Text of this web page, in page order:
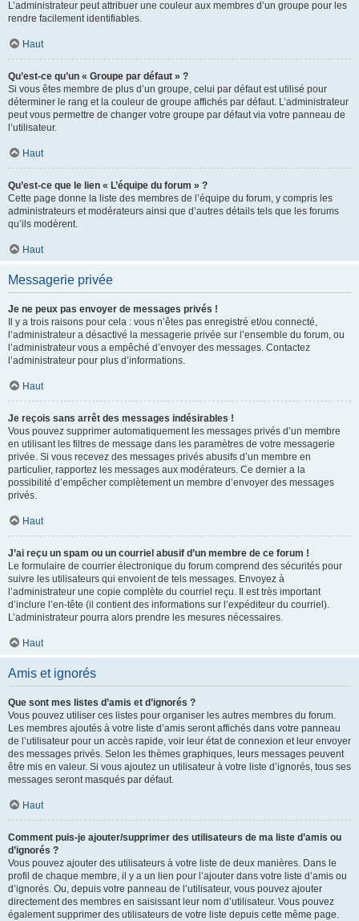
L’administrateur peut attribuer une couleur aux membres d’un groupe pour les
rendre facilement identifiables.
Haut
Qu’est-ce qu’un « Groupe par défaut » ?
Si vous êtes membre de plus d’un groupe, celui par défaut est utilisé pour
déterminer le rang et la couleur de groupe affichés par défaut. L’administrateur
peut vous permettre de changer votre groupe par défaut via votre panneau de
l’utilisateur.
Haut
Qu’est-ce que le lien « L’équipe du forum » ?
Cette page donne la liste des membres de l’équipe du forum, y compris les
administrateurs et modérateurs ainsi que d’autres détails tels que les forums
qu’ils modèrent.
Haut
Messagerie privée
Je ne peux pas envoyer de messages privés !
Il y a trois raisons pour cela : vous n’êtes pas enregistré et/ou connecté,
l’administrateur a désactivé la messagerie privée sur l’ensemble du forum, ou
l’administrateur vous a empêché d’envoyer des messages. Contactez
l’administrateur pour plus d’informations.
Haut
Je reçois sans arrêt des messages indésirables !
Vous pouvez supprimer automatiquement les messages privés d’un membre
en utilisant les filtres de message dans les paramètres de votre messagerie
privée. Si vous recevez des messages privés abusifs d’un membre en
particulier, rapportez les messages aux modérateurs. Ce dernier a la
possibilité d’empêcher complètement un membre d’envoyer des messages
privés.
Haut
J’ai reçu un spam ou un courriel abusif d’un membre de ce forum !
Le formulaire de courrier électronique du forum comprend des sécurités pour
suivre les utilisateurs qui envoient de tels messages. Envoyez à
l’administrateur une copie complète du courriel reçu. Il est très important
d’inclure l’en-tête (il contient des informations sur l’expéditeur du courriel).
L’administrateur pourra alors prendre les mesures nécessaires.
Haut
Amis et ignorés
Que sont mes listes d’amis et d’ignorés ?
Vous pouvez utiliser ces listes pour organiser les autres membres du forum.
Les membres ajoutés à votre liste d’amis seront affichés dans votre panneau
de l’utilisateur pour un accès rapide, voir leur état de connexion et leur envoyer
des messages privés. Selon les thèmes graphiques, leurs messages peuvent
être mis en valeur. Si vous ajoutez un utilisateur à votre liste d’ignorés, tous ses
messages seront masqués par défaut.
Haut
Comment puis-je ajouter/supprimer des utilisateurs de ma liste d’amis ou
d’ignorés ?
Vous pouvez ajouter des utilisateurs à votre liste de deux manières. Dans le
profil de chaque membre, il y a un lien pour l’ajouter dans votre liste d’amis ou
d’ignorés. Ou, depuis votre panneau de l’utilisateur, vous pouvez ajouter
directement des membres en saisissant leur nom d’utilisateur. Vous pouvez
également supprimer des utilisateurs de votre liste depuis cette même page.